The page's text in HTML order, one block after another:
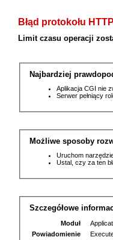
Błąd protokołu
Limit czasu operacji
Najbardziej
Aplikacja CGI nie
Serwer pełniący
Możliwe sposoby
Uruchom
Ustal, czy za ten
Szczegółowe
Moduł
Powiadomienie